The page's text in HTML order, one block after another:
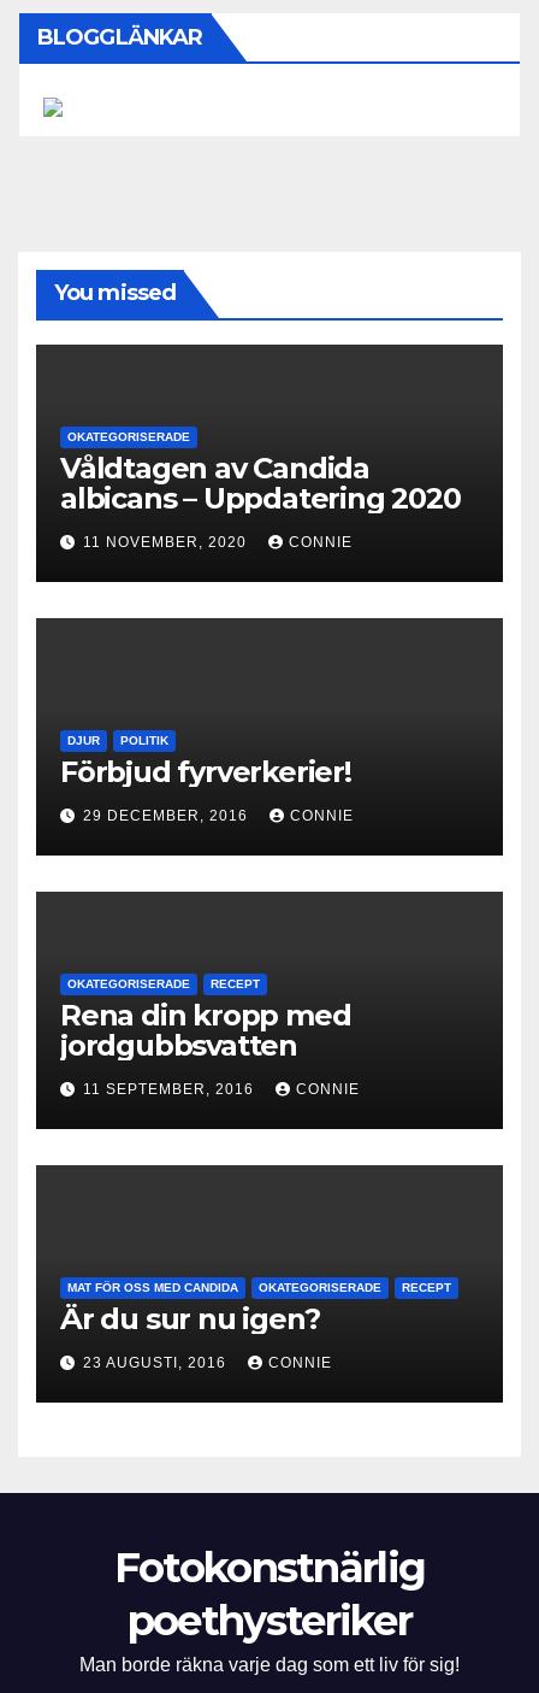
BLOGGLÄNKAR
You missed
OKATEGORISERADE
Våldtagen av Candida
albicans – Uppdatering 2020
11 NOVEMBER, 2020 CONNIE
DJUR POLITIK
Förbjud fyrverkerier!
29 DECEMBER, 2016 CONNIE
OKATEGORISERADE RECEPT
Rena din kropp med
jordgubbsvatten
11 SEPTEMBER, 2016 CONNIE
MAT FÖR OSS MED CANDIDA OKATEGORISERADE RECEPT
Är du sur nu igen?
23 AUGUSTI, 2016 CONNIE
Fotokonstnärlig
poethysteriker
Man borde räkna varje dag som ett liv för sig!